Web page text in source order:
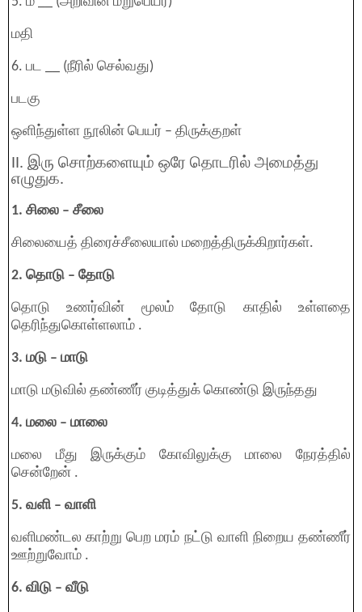
மதி
6. பட __ (நீரில் செல்வது)
படகு
ஒளிந்துள்ள நூலின் பெயர் – திருக்குறள்
II. இரு சொற்களையும் ஒரே தொடரில் அமைத்து
எழுதுக.
1. சிலை – சீலை
சிலையைத் திரைச்சீலையால் மறைத்திருக்கிறார்கள்.
2. தொடு – தோடு
தொடு உணர்வின் மூலம் தோடு காதில் உள்ளதை
தெரிந்துகொள்ளலாம் .
3. மடு – மாடு
மாடு மடுவில் தண்ணீர் குடித்துக் கொண்டு இருந்தது
4. மலை – மாலை
மலை மீது இருக்கும் கோவிலுக்கு மாலை நேரத்தில்
சென்றேன் .
5. வளி – வாளி
வளிமண்டல காற்று பெற மரம் நட்டு வாளி நிறைய தண்ணீர்
ஊற்றுவோம் .
6. விடு – வீடு